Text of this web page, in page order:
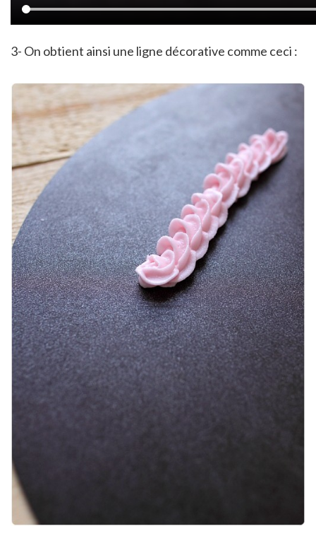
3- On obtient ainsi une ligne décorative comme ceci :